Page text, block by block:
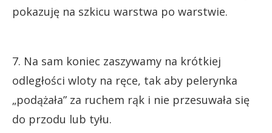
pokazuję na szkicu warstwa po warstwie.
7. Na sam koniec zaszywamy na krótkiej
odległości wloty na ręce, tak aby pelerynka
„podążała” za ruchem rąk i nie przesuwała się
do przodu lub tyłu.